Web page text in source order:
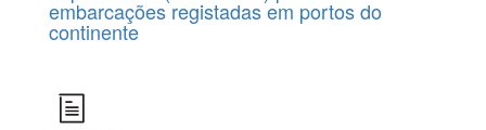
embarcações registadas em portos do
continente